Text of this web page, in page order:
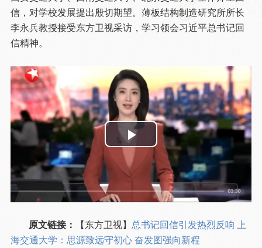
信，对学校发展提出殷切期望。 薄板结构制造研究所所长
李永兵教授接受东方卫视采访，学习领会习近平总书记回
信精神。
Play
Video
原文链接： 【东方卫视】 总书记回信引发热烈反响 上
海交通大学：思源致远守初心 奋发图强向新程